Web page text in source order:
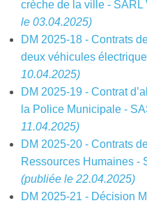
crèche de la ville -
le 03.04.2025)
DM 2025-18 - Contrats
deux véhicules
10.04.2025)
DM 2025-19 - Contrat
la Police Municipale -
11.04.2025)
DM 2025-20 - Contrats
Ressources Humaines -
(publiée le 22.04.2025)
DM 2025-21 - Décision